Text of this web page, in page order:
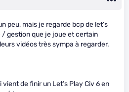
peu, mais je regarde bcp de let’s
gestion que je joue et certain
vidéos très sympa à regarder.
de finir un Let’s Play Civ 6 en